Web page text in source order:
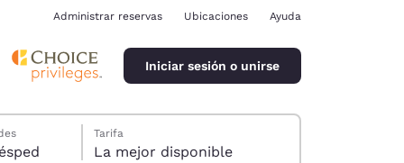
Administrar reservas Ubicaciones Ayuda
Iniciar sesión o unirse
1 huésped
Tarifa
La mejor disponible